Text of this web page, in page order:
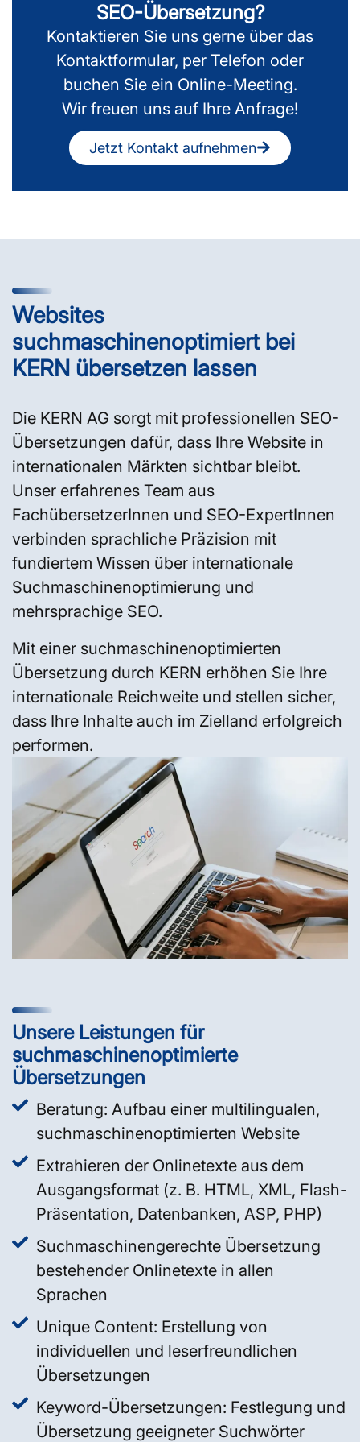
SEO-Übersetzung?
Kontaktieren Sie uns gerne über das
Kontaktformular, per Telefon oder
buchen Sie ein Online-Meeting.
Wir freuen uns auf Ihre Anfrage!
Jetzt Kontakt aufnehmen
Websites
suchmaschinenoptimiert bei
KERN übersetzen lassen
Die KERN AG sorgt mit professionellen SEO-
Übersetzungen dafür, dass Ihre Website in
internationalen Märkten sichtbar bleibt.
Unser erfahrenes Team aus
FachübersetzerInnen und SEO-ExpertInnen
verbinden sprachliche Präzision mit
fundiertem Wissen über internationale
Suchmaschinenoptimierung und
mehrsprachige SEO.
Mit einer suchmaschinenoptimierten
Übersetzung durch KERN erhöhen Sie Ihre
internationale Reichweite und stellen sicher,
dass Ihre Inhalte auch im Zielland erfolgreich
performen.
Unsere Leistungen für
suchmaschinenoptimierte
Übersetzungen
Beratung: Aufbau einer multilingualen,
suchmaschinenoptimierten Website
Extrahieren der Onlinetexte aus dem
Ausgangsformat (z. B. HTML, XML, Flash-
Präsentation, Datenbanken, ASP, PHP)
Suchmaschinengerechte Übersetzung
bestehender Onlinetexte in allen
Sprachen
Unique Content: Erstellung von
individuellen und leserfreundlichen
Übersetzungen
Keyword-Übersetzungen: Festlegung und
Übersetzung geeigneter Suchwörter